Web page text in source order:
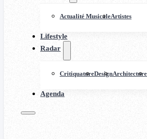
Actualité MusicaleArtistes
Lifestyle
Radar
CritiquatureDesignArchitecture
Agenda